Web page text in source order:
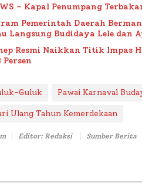
– Kapal Penumpang
Pemerintah Daerah
Langsung Budidaya Lele dan
Resmi Naikkan Titik Impas
Guluk Pawai Karnaval
Ulang Tahun Kemerdekaan
Editor: Redaksi Sumber Berita